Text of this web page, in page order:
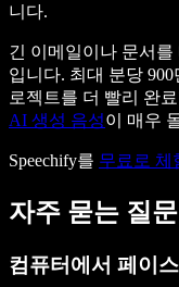
니다.
긴 이메일이나 문서를
입니다. 최대 분당
로젝트를 더 빨리 완
AI 생성 음성이 매우
Speechify를 무료로 체
자주 묻는 질문
컴퓨터에서 페이